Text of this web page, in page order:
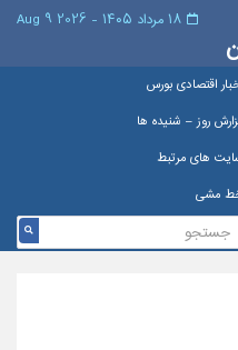
اقتصادی بورس
روز – شنيده ها
های مرتبط
مشی